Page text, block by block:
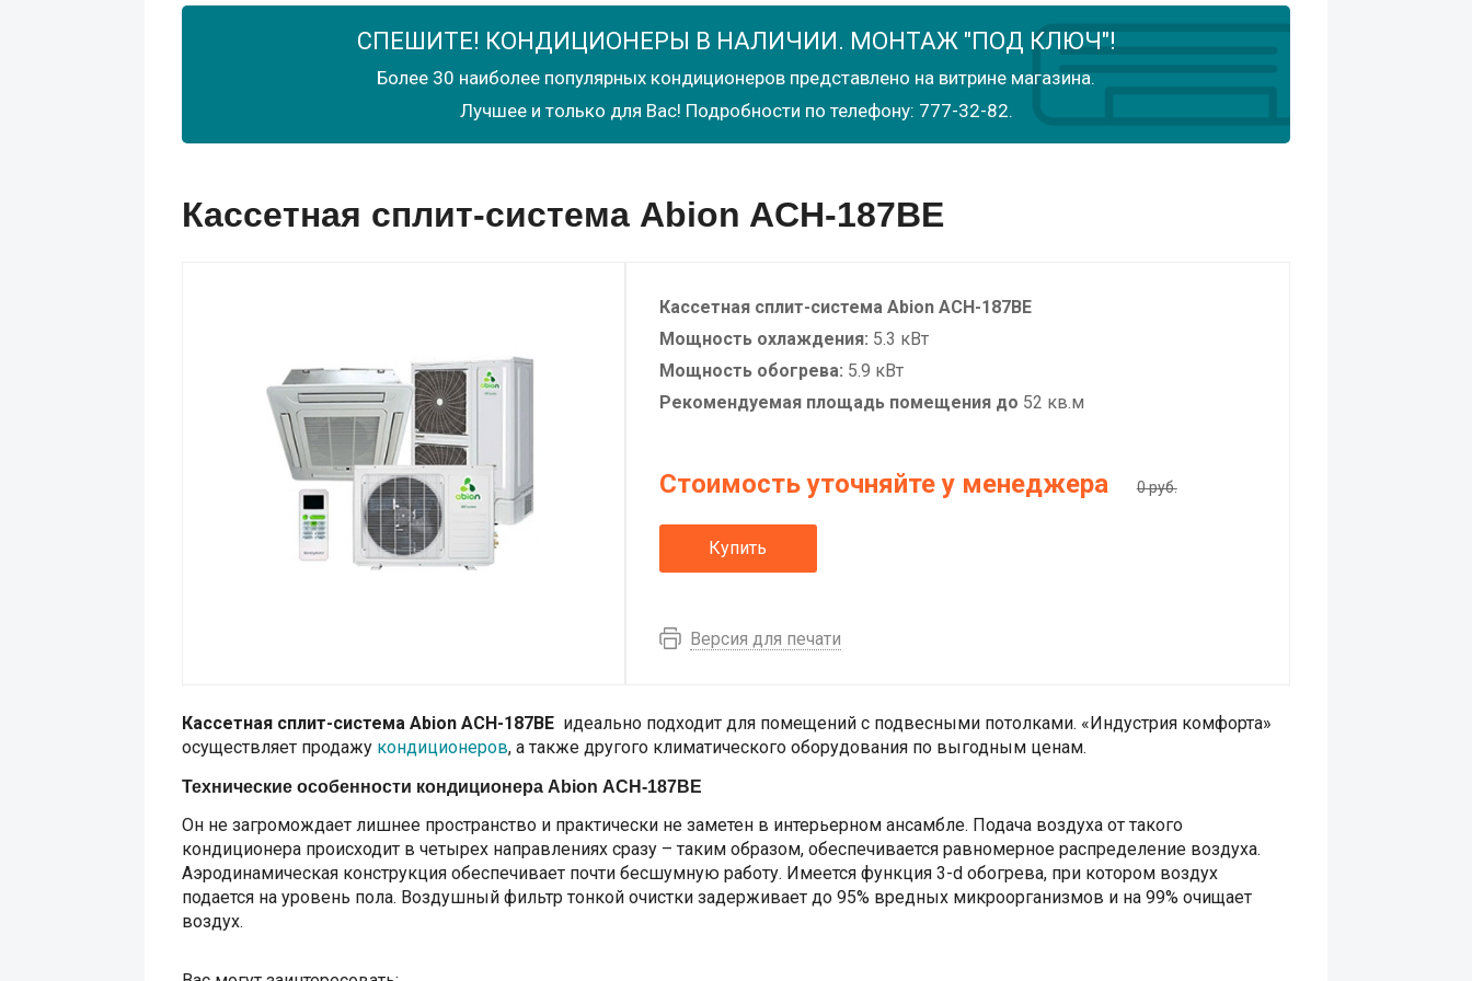
СПЕШИТЕ! КОНДИЦИОНЕРЫ В НАЛИЧИИ. МОНТАЖ "ПОД КЛЮЧ"!
Более 30 наиболее популярных кондиционеров представлено на витрине магазина.
Лучшее и только для Вас! Подробности по телефону: 777-32-82.
Кассетная сплит-система Abion ACH-187BE
Кассетная сплит-система AbionACH-187BE
Мощность охлаждения: 5.3 кВт
Мощность обогрева: 5.9 кВт
Рекомендуемая площадь помещения до 52 кв.м
Стоимость уточняйте у менеджера 0 руб.
Купить
Версия для печати
Кассетная сплит-система Abion ACH-187BE идеально подходит для помещений с подвесными потолками. «Индустрия комфорта»
осуществляет продажу кондиционеров, а также другого климатического оборудования по выгодным ценам.
Технические особенности кондиционера Abion ACH-187BE
Он не загромождает лишнее пространство и практически не заметен в интерьерном ансамбле. Подача воздуха от такого
кондиционера происходит в четырех направлениях сразу – таким образом, обеспечивается равномерное распределение воздуха.
Аэродинамическая конструкция обеспечивает почти бесшумную работу. Имеется функция 3-d обогрева, при котором воздух
подается на уровень пола. Воздушный фильтр тонкой очистки задерживает до 95% вредных микроорганизмов и на 99% очищает
воздух.